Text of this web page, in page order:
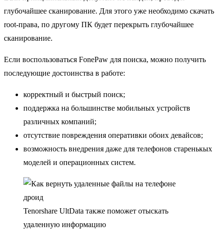
глубочайшее сканирование. Для этого уже необходимо скачать
root-права, по другому ПК будет перекрыть глубочайшее
сканирование.
Если воспользоваться FonePaw для поиска, можно получить
последующие достоинства в работе:
корректный и быстрый поиск;
поддержка на большинстве мобильных устройств
различных компаний;
отсутствие повреждения оперативки обоих девайсов;
возможность внедрения даже для телефонов старенькых
моделей и операционных систем.
Tenorshare UltData также поможет отыскать
удаленную информацию